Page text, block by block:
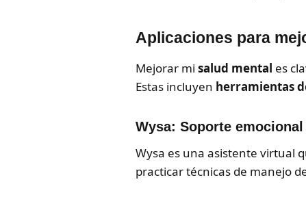
Aplicaciones para
Mejorar mi salud mental es
Estas incluyen herramientas
Wysa: Soporte
Wysa es una asistente virtual
practicar técnicas de manejo